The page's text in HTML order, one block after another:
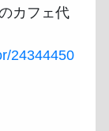
カフェ代
24344450